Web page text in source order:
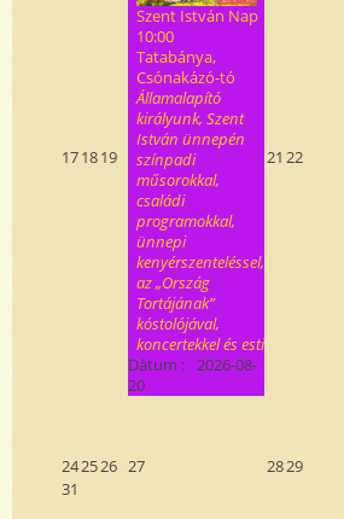
171819
Szent István Nap
10:00
Tatabánya,
Csónakázó-tó
Államalapító
királyunk, Szent
István ünnepén
színpadi
műsorokkal,
családi
programokkal,
ünnepi
kenyérszenteléssel,
az „Ország
Tortájának”
kóstolójával,
koncertekkel és esti
Dátum : 2026-08-
20
21 22
242526 27 2829
31